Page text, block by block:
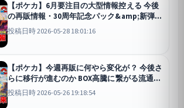
【ポケカ】6月要注目の大型情報控える 今後
の再販情報・30周年記念パック&amp;新弾
「ストームエメラルダ」情報解禁まもなく？
【ポケモンカード】
投稿日時 2026-05-28 18:01:16
【ポケカ】今週再販に何やら変化が？ 今後さ
らに移行が進むのか BOX高騰に繋がる流通事
情&amp;BOX確定枠終了？ 【ポケモンカー
ド】
投稿日時 2026-05-26 19:18:54